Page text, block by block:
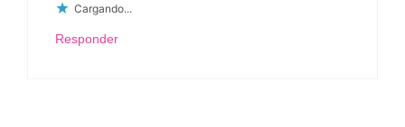
Cargando...
Responder